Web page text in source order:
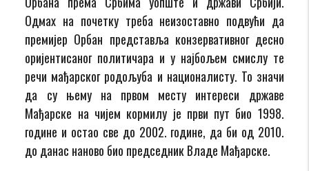
Одмах на почетку треба неизоставно подвући да
премијер Орбан представља конзервативног десно
оријентисаног политичара и у најбољем смислу те
речи мађарског родољуба и националисту. То значи
да су њему на првом месту интереси државе
Мађарске на чијем кормилу је први пут био 1998.
године и остао све до 2002. године, да би од 2010.
до данас наново био председник Владе Мађарске.